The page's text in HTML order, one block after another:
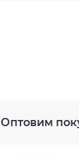
Оптовим